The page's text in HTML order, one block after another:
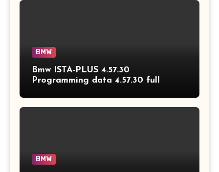
BMW
Bmw ISTA-PLUS 4.57.30
Programming data 4.57.30 full
BMW